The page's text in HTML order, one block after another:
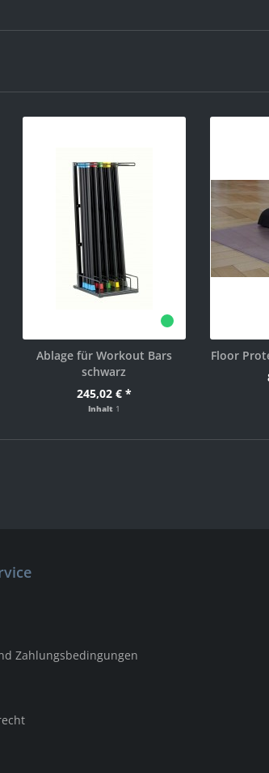
Ablage für Workout Bars
schwarz
245,02 € *
Inhalt 1
Floor
Zahlungsbedingungen